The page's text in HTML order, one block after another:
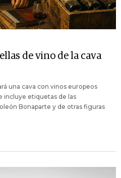
de vino de la cava
una cava con vinos europeos
incluye etiquetas de las
Bonaparte y de otras figuras